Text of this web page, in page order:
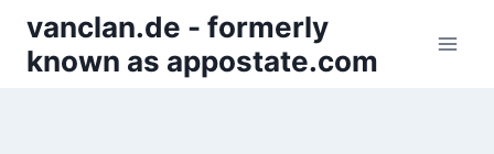
Inhalt
springen
vanclan.de - formerly
known as appostate.com